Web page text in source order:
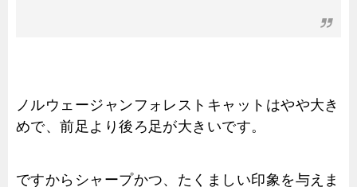
ノルウェージャンフォレストキャットはやや大き
めで、前足より後ろ足が大きいです。
ですからシャープかつ、たくましい印象を与えま